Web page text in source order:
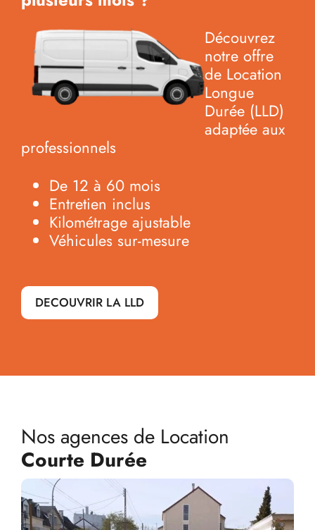
Découvrez
notre offre
de Location
Longue
Durée (LLD)
adaptée aux
professionnels
De 12 à 60 mois
Entretien inclus
Kilométrage ajustable
Véhicules sur-mesure
DECOUVRIR LA LLD
Nos agences de Location
Courte Durée